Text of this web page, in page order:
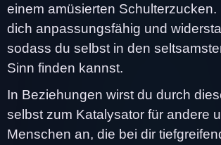
einem amüsierten Schulterzucken.
dich anpassungsfähig und
sodass du selbst in den
Sinn finden kannst.
In Beziehungen wirst du durch
selbst zum Katalysator für andere
Menschen an, die bei dir